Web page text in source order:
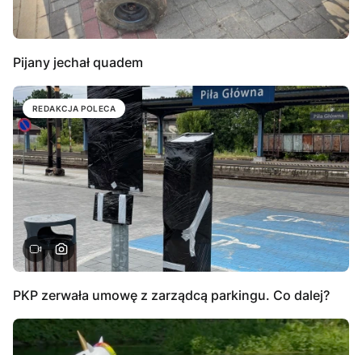
Pijany jechał quadem
REDAKCJA POLECA
PKP zerwała umowę z zarządcą parkingu. Co dalej?